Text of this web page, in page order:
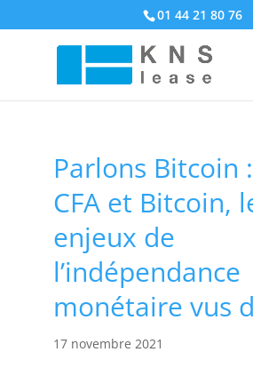
01 44 21 80 76
Parlons Bitcoin
CFA et Bitcoin,
enjeux de
l’indépendance
monétaire vus
17 novembre 2021